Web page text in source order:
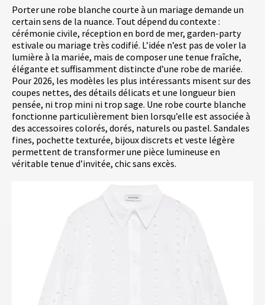
Porter une robe blanche courte à un mariage demande un
certain sens de la nuance. Tout dépend du contexte :
cérémonie civile, réception en bord de mer, garden-party
estivale ou mariage très codifié. L’idée n’est pas de voler la
lumière à la mariée, mais de composer une tenue fraîche,
élégante et suffisamment distincte d’une robe de mariée.
Pour 2026, les modèles les plus intéressants misent sur des
coupes nettes, des détails délicats et une longueur bien
pensée, ni trop mini ni trop sage. Une robe courte blanche
fonctionne particulièrement bien lorsqu’elle est associée à
des accessoires colorés, dorés, naturels ou pastel. Sandales
fines, pochette texturée, bijoux discrets et veste légère
permettent de transformer une pièce lumineuse en
véritable tenue d’invitée, chic sans excès.